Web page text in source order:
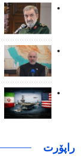
راپۆرت